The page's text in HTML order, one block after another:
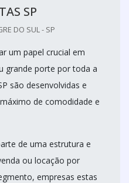
SP
DO SUL - SP
um papel crucial em
grande porte por toda a
são desenvolvidas e
de comodidade e
de uma estrutura e
ou locação por
empresas estas